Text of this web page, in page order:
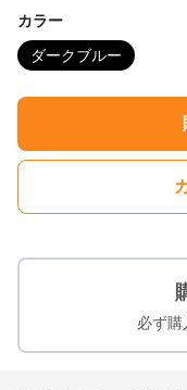
カラー
ダークブルー
必ず購